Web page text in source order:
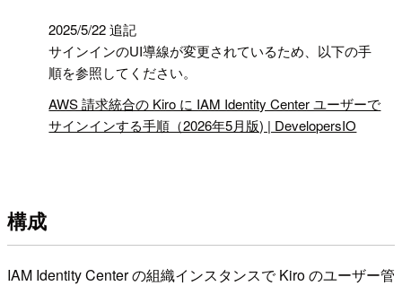
2025/5/22 追記
サインインのUI導線が変更されているため、以下の手
順を参照してください。
AWS 請求統合の Kiro に IAM Identity Center ユーザーで
サインインする手順（2026年5月版) | DevelopersIO
構成
IAM Identity Center の組織インスタンスで Kiro のユーザー管